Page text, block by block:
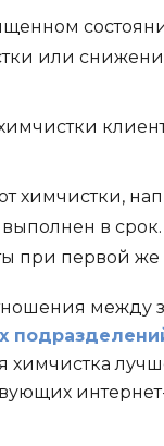
или
химчистки,
в
при первой
между
химчистка